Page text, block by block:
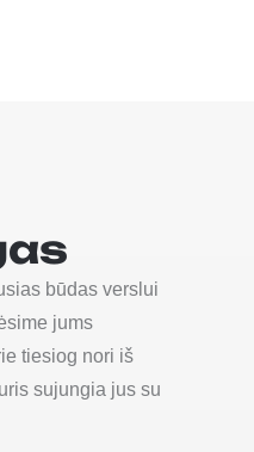
būdas verslui
jums
tiesiog nori iš
sujungia jus su